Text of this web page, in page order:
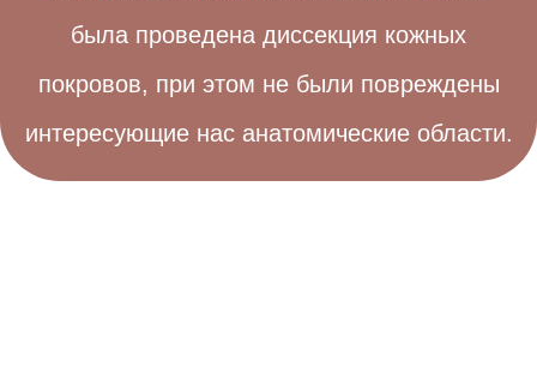
была проведена диссекция кожных
покровов, при этом не были повреждены
интересующие нас анатомические области.